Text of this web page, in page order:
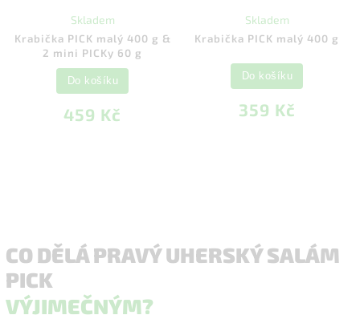
Krabička PICK malý 400 g &
2 mini PICKy 60 g
Skladem
459 Kč
Do košíku
Krabička PICK malý 400 g
Skladem
359 Kč
Do košíku
CO DĚLÁ PRAVÝ UHERSKÝ SALÁM
PICK
VÝJIMEČNÝM?